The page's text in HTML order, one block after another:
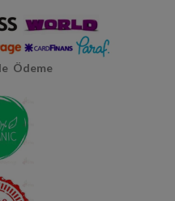
ile Ödeme